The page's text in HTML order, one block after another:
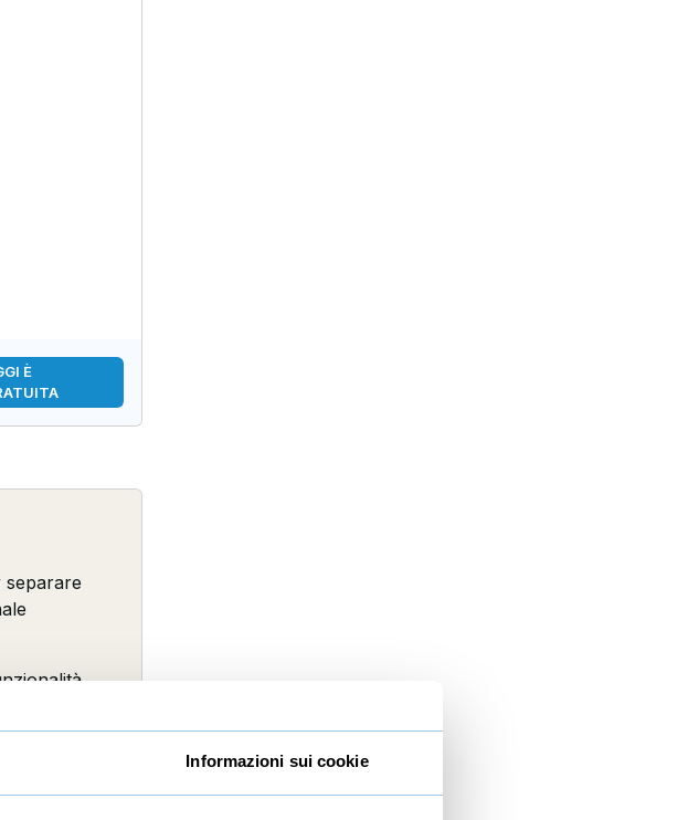
Informazioni sui cookie
È
separare
e